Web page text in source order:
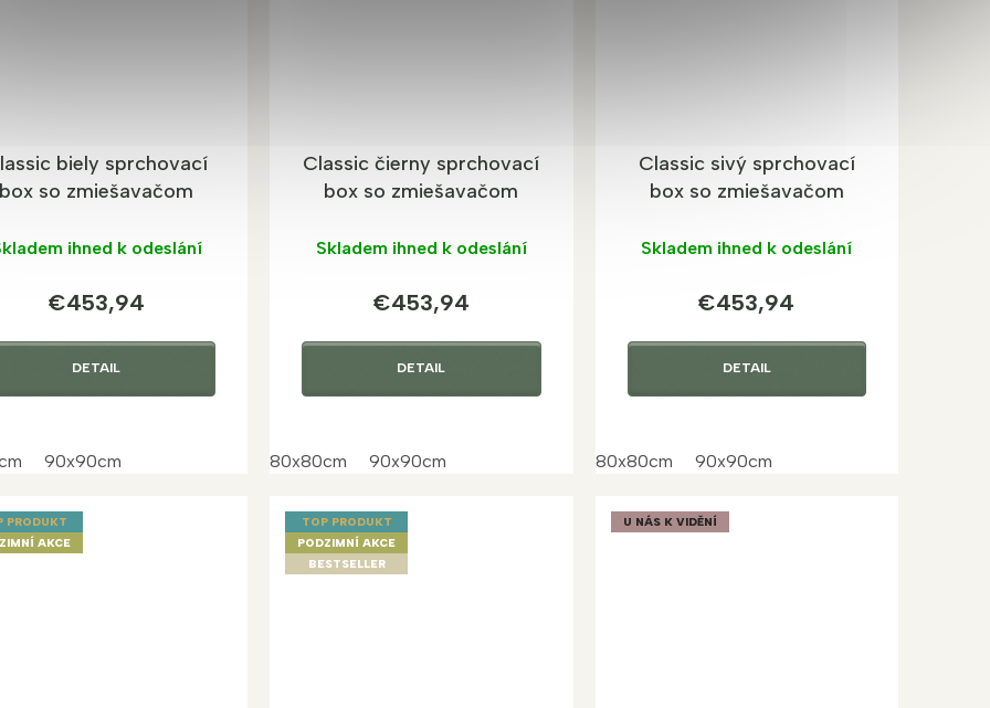
biely sprchovací
box so zmiešavačom
ihned k odeslání
€453,94
DETAIL
90x90cm
Classic čierny sprchovací
box so zmiešavačom
Skladem ihned k odeslání
€453,94
DETAIL
80x80cm 90x90cm
Classic sivý sprchovací
box so zmiešavačom
Skladem ihned k odeslání
€453,94
DETAIL
80x80cm 90x90cm
PRODUKT
AKCE
TOP PRODUKT
PODZIMNÍ AKCE
BESTSELLER
U NÁS K VIDĚNÍ